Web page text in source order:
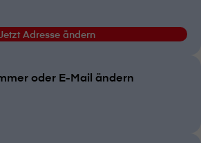
Adresse ändern
oder E-Mail ändern